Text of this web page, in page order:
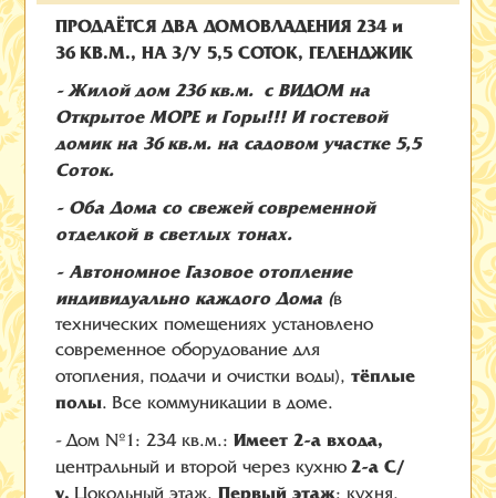
ПРОДАЁТСЯ ДВА ДОМОВЛАДЕНИЯ 234 и
36 КВ.М., НА З/У 5,5 СОТОК, ГЕЛЕНДЖИК
- Жилой дом 236 кв.м. с ВИДОМ на
Открытое МОРЕ и Горы!!! И гостевой
домик на 36 кв.м. на садовом участке 5,5
Соток.
- Оба Дома со свежей современной
отделкой в светлых тонах.
- Автономное Газовое отопление
индивидуально каждого Дома (в
технических помещениях установлено
современное оборудование для
отопления, подачи и очистки воды), тёплые
полы. Все коммуникации в доме.
- Дом №1: 234 кв.м.:Имеет 2-а входа,
центральный и второй через кухню2-а С/
у. Цокольный этаж.Первый этаж: кухня,